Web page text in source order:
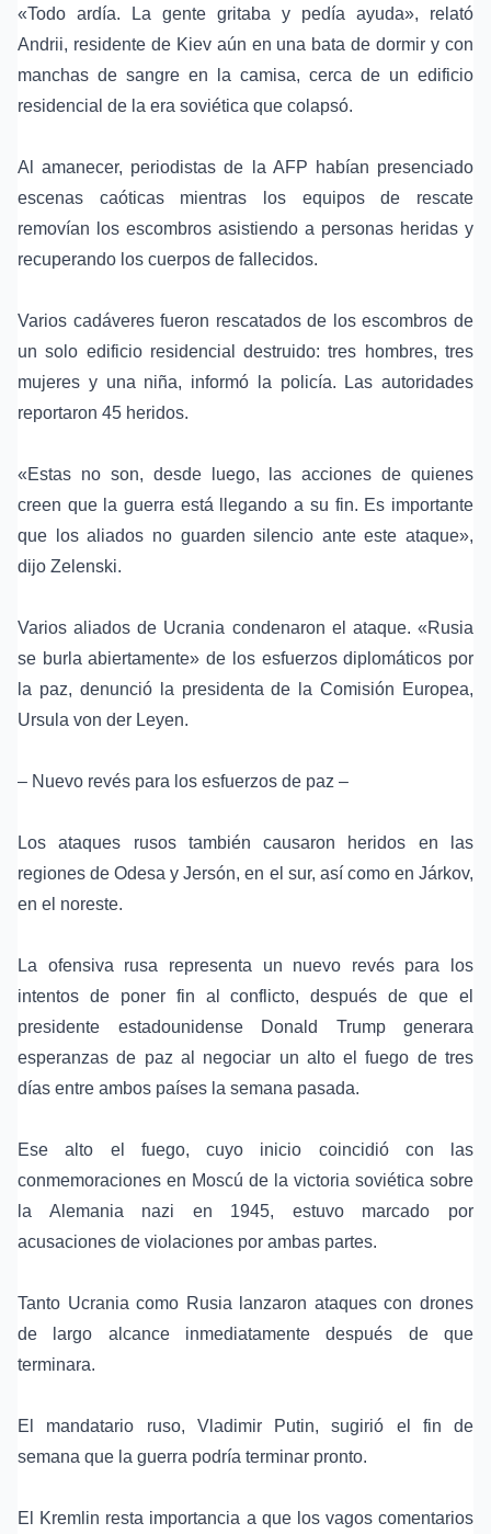
«Todo ardía. La gente gritaba y pedía ayuda», relató
Andrii, residente de Kiev aún en una bata de dormir y con
manchas de sangre en la camisa, cerca de un edificio
residencial de la era soviética que colapsó.
Al amanecer, periodistas de la AFP habían presenciado
escenas caóticas mientras los equipos de rescate
removían los escombros asistiendo a personas heridas y
recuperando los cuerpos de fallecidos.
Varios cadáveres fueron rescatados de los escombros de
un solo edificio residencial destruido: tres hombres, tres
mujeres y una niña, informó la policía. Las autoridades
reportaron 45 heridos.
«Estas no son, desde luego, las acciones de quienes
creen que la guerra está llegando a su fin. Es importante
que los aliados no guarden silencio ante este ataque»,
dijo Zelenski.
Varios aliados de Ucrania condenaron el ataque. «Rusia
se burla abiertamente» de los esfuerzos diplomáticos por
la paz, denunció la presidenta de la Comisión Europea,
Ursula von der Leyen.
– Nuevo revés para los esfuerzos de paz –
Los ataques rusos también causaron heridos en las
regiones de Odesa y Jersón, en el sur, así como en Járkov,
en el noreste.
La ofensiva rusa representa un nuevo revés para los
intentos de poner fin al conflicto, después de que el
presidente estadounidense
Donald Trumpgenerara
esperanzas de paz al negociar un alto el fuego de tres
días entre ambos países la semana pasada.
Ese alto el fuego, cuyo inicio coincidió con las
conmemoraciones en Moscú de la victoria soviética sobre
la Alemania nazi en 1945, estuvo marcado por
acusaciones de violaciones por ambas partes.
Tanto Ucrania como Rusia lanzaron ataques con drones
de largo alcance inmediatamente después de que
terminara.
El mandatario ruso, Vladimir Putin, sugirió el fin de
semana que la guerra podría terminar pronto.
El Kremlin resta importancia a que los vagos comentarios